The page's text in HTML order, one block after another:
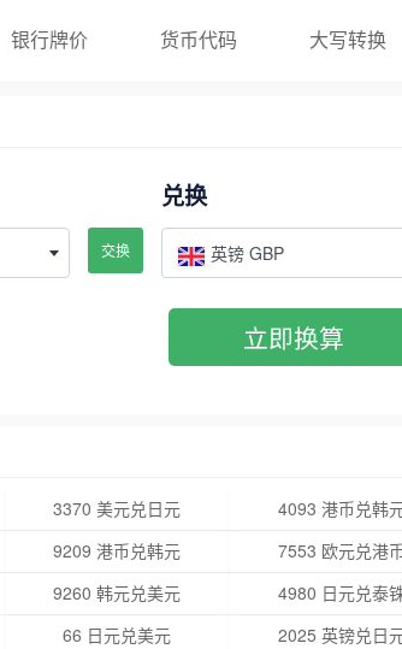
银行牌价 货币代码 大写转换
交换
兑换
英镑 GBP
立即换算
3370 美元兑日元
4093 港币兑韩
9209 港币兑韩元
7553 欧元兑港
9260 韩元兑美元
4980 日元兑泰
66 日元兑美元
2025 英镑兑日